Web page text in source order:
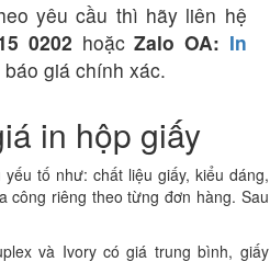
yêu cầu thì hãy liên hệ
0202 hoặcZalo OA: In
giá chính xác.
in hộp giấy
tố như: chất liệu giấy, kiểu dáng,
công riêng theo từng đơn hàng. Sau
và Ivory có giá trung bình, giấy